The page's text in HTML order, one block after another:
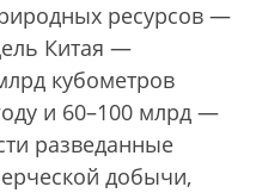
ресурсов —
Китая —
кубометров
и 60–100 млрд —
разведанные
добычи,